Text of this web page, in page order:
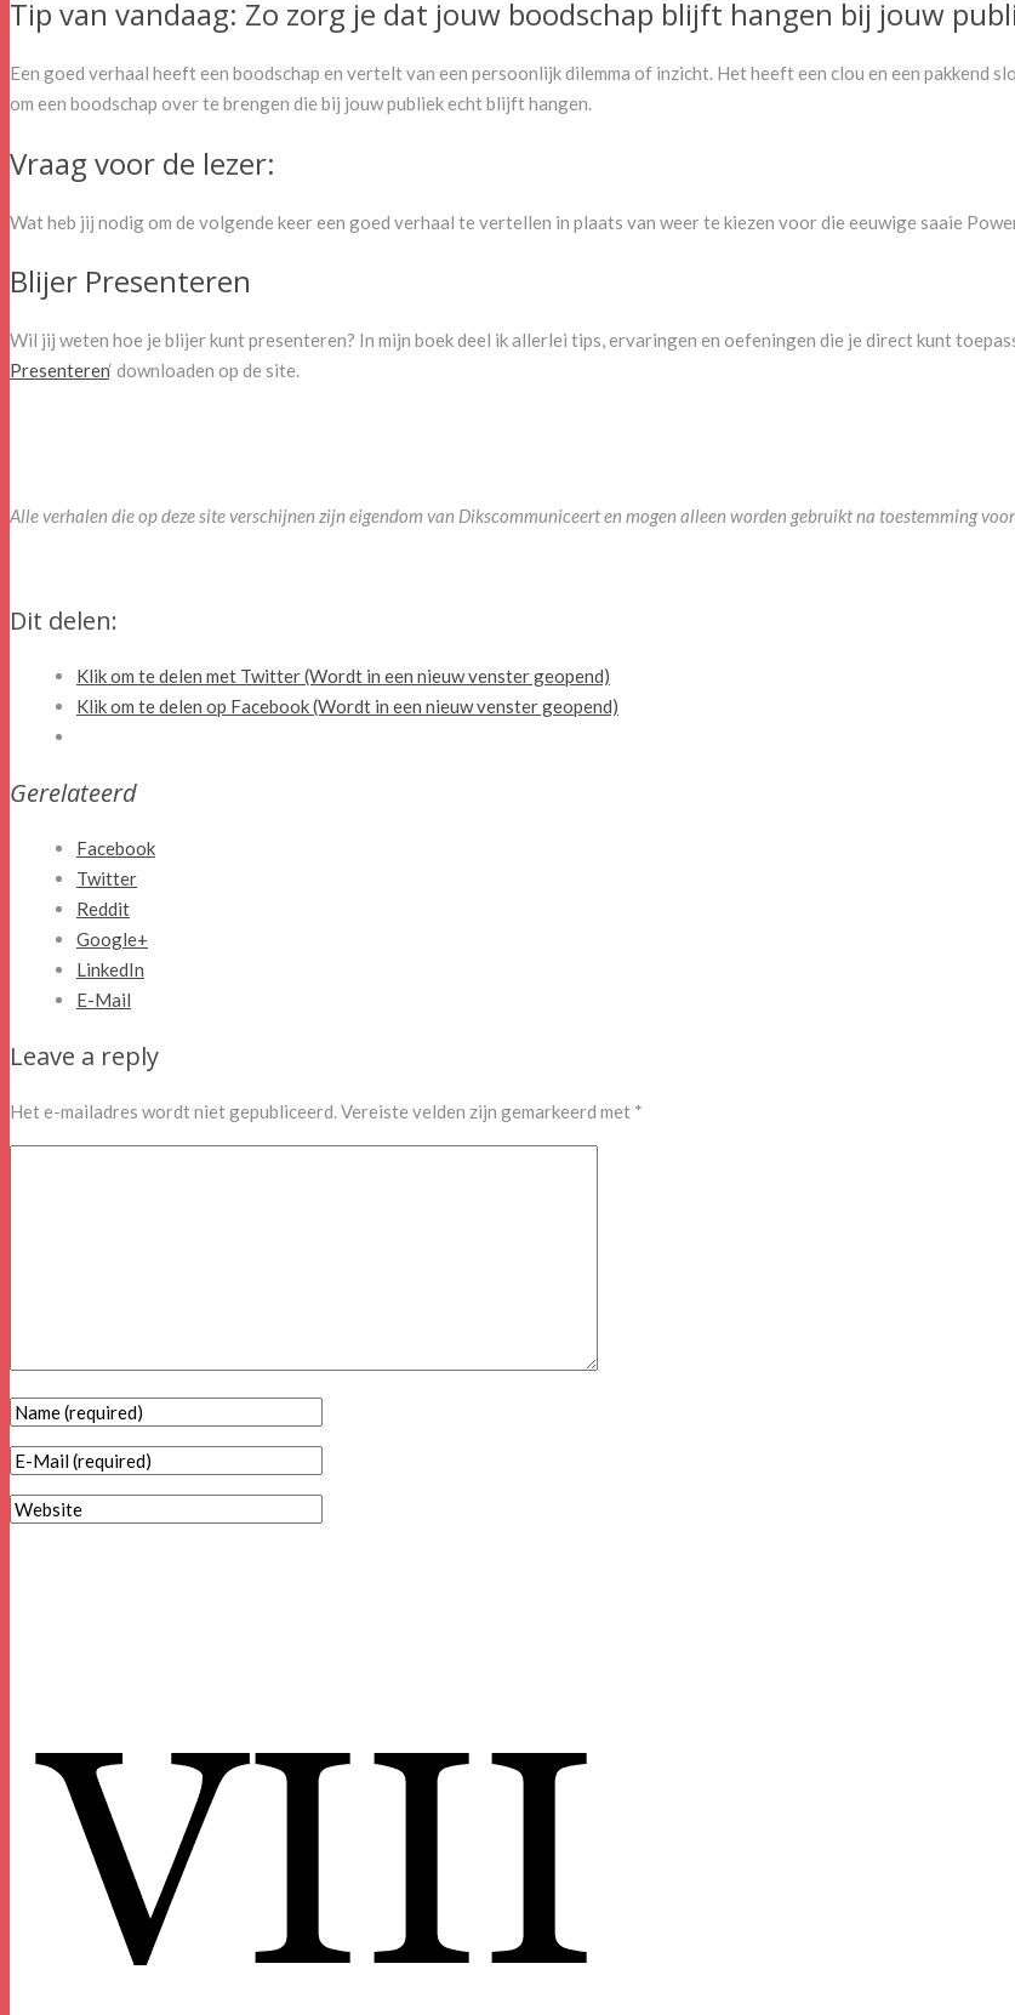
Tip van vandaag: Zo zorg je dat jouw boodschap blijft hangen bij jouw
Een goed verhaal heeft een boodschap en vertelt van een persoonlijk dilemma of inzicht. Het heeft een clou en een
om een boodschap over te brengen die bij jouw publiek echt blijft hangen.
Vraag voor de lezer:
Wat heb jij nodig om de volgende keer een goed verhaal te vertellen in plaats van weer te kiezen voor die eeuwige saaie
Blijer Presenteren
Wil jij weten hoe je blijer kunt presenteren? In mijn boek deel ik allerlei tips, ervaringen en oefeningen die je direct kunt
Presenteren‘ downloaden op de site.
Alle verhalen die op deze site verschijnen zijn eigendom van Dikscommuniceert en mogen alleen worden gebruikt na toestemming
Dit delen:
Klik om te delen met Twitter (Wordt in een nieuw venster geopend)
Klik om te delen op Facebook (Wordt in een nieuw venster geopend)
Gerelateerd
Facebook
Twitter
Reddit
Google+
LinkedIn
E-Mail
Leave a reply
Het e-mailadres wordt niet gepubliceerd.Vereiste velden zijn gemarkeerd met *